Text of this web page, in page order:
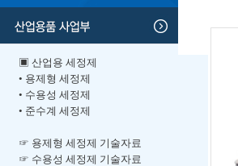
▣ 산업용 세정제
• 용제형 세정제
• 수용성 세정제
• 준수계 세정제
☞ 용제형 세정제 기술자료
☞ 수용성 세정제 기술자료